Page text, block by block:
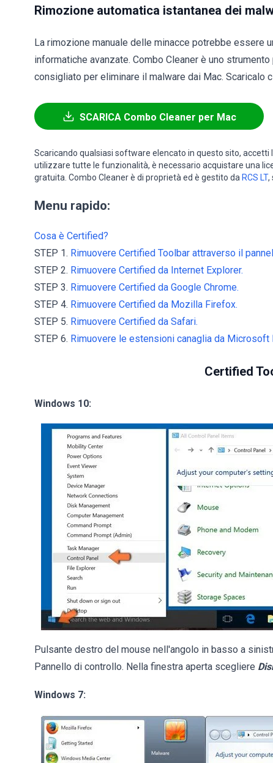
Rimozione automatica istantanea dei
La rimozione manuale delle minacce potrebbe essere
informatiche avanzate. Combo Cleaner è uno
consigliato per eliminare il malware dai Mac. Scaricalo
SCARICA Combo Cleaner per Mac
Scaricando qualsiasi software elencato in questo sito, accetti
utilizzare tutte le funzionalità, è necessario acquistare una
gratuita. Combo Cleaner è di proprietà ed è gestito da RCS LT,
Menu rapido:
Cosa è Certified?
STEP 1. Rimuovere Certified Toolbar attraverso il
STEP 2. Rimuovere Certified da Internet Explorer.
STEP 3. Rimuovere Certified da Google Chrome.
STEP 4. Rimuovere Certified da Mozilla Firefox.
STEP 5. Rimuovere Certified da Safari.
STEP 6. Rimuovere le estensioni canaglia da Microsoft
Certified
Windows 10:
Pulsante destro del mouse nell'angolo in basso a
Pannello di controllo. Nella finestra aperta scegliere
Windows 7: